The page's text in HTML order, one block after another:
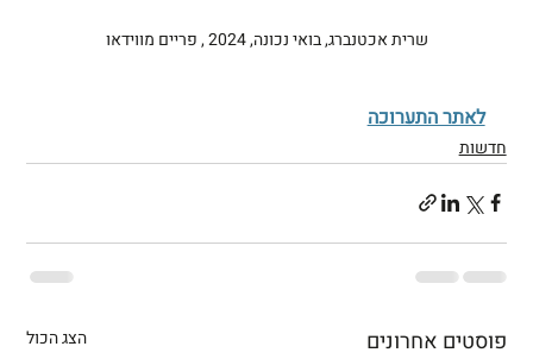
שרית אכטנברג, בואי נכונה, 2024 , פריים מווידאו
לאתר התערוכה
חדשות
פוסטים אחרונים הצג הכול